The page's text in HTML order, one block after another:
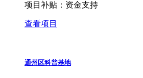
项目补贴： 资金支持
查看项目
通州区科普基地